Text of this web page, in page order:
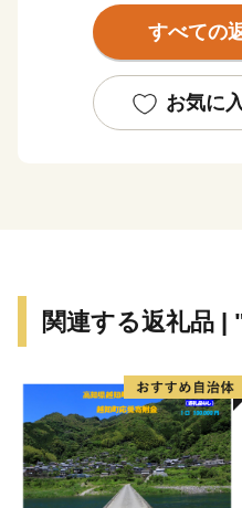
大郷町は、魅力ある豊か
と行政が力を結集し、一
づくりを創造することで
まち、心豊かで持続的に
すべての
お気に
関連する返礼品 |